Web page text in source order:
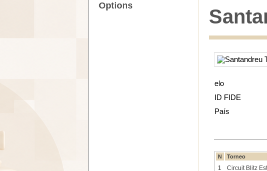
elo
ID FIDE
País
N Torneo
1 Circuit Blitz
Options